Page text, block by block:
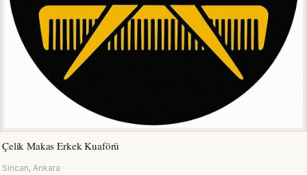
Çelik Makas Erkek Kuaförü
Sincan, Ankara